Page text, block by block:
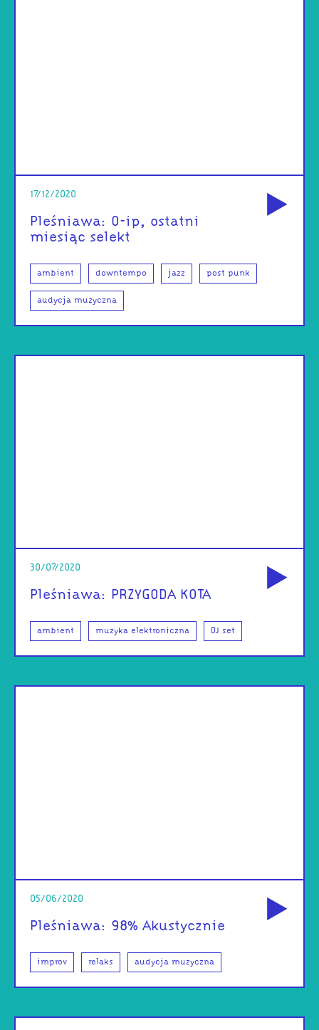
17/12/2020
Pleśniawa: 0-ip, ostatni
miesiąc selekt
ambient downtempo jazz post punk
audycja muzyczna
30/07/2020
Pleśniawa: PRZYGODA KOTA
ambient muzyka elektroniczna DJ set
05/06/2020
Pleśniawa: 98% Akustycznie
improv relaks audycja muzyczna